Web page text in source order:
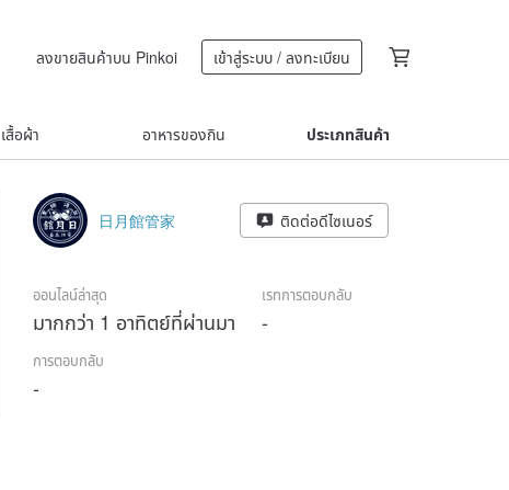
ลงขายสินค้าบน Pinkoi เข้าสู่ระบบ / ลงทะเบียน
เสื้อผ้า อาหารของกิน ประเภทสินค้า
日月館管家 ติดต่อดีไซเนอร์
ออนไลน์ล่าสุด
มากกว่า 1 อาทิตย์ที่ผ่านมา
เรทการตอบกลับ
-
การตอบกลับ
-